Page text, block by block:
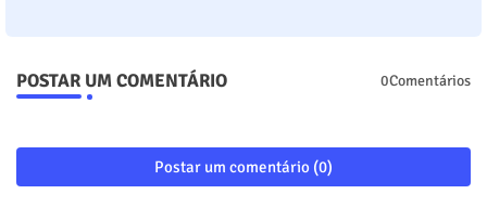
POSTAR UM COMENTÁRIO 0Comentários
Postar um comentário (0)